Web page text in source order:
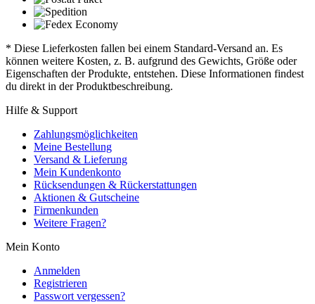
* Diese Lieferkosten fallen bei einem Standard-Versand an. Es
können weitere Kosten, z. B. aufgrund des Gewichts, Größe oder
Eigenschaften der Produkte, entstehen. Diese Informationen findest
du direkt in der Produktbeschreibung.
Hilfe & Support
Zahlungsmöglichkeiten
Meine Bestellung
Versand & Lieferung
Mein Kundenkonto
Rücksendungen & Rückerstattungen
Aktionen & Gutscheine
Firmenkunden
Weitere Fragen?
Mein Konto
Anmelden
Registrieren
Passwort vergessen?